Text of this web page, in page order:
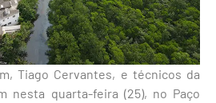
Tiago Cervantes, e técnicos da
nesta quarta-feira (25), no Paço